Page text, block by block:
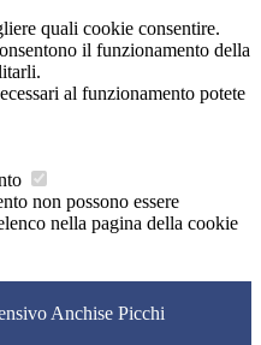
quali cookie consentire.
il funzionamento della
al funzionamento potete
non possono essere
nella pagina della cookie
Anchise Picchi